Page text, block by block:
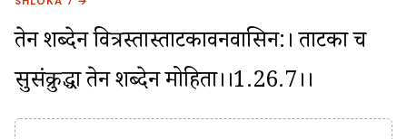
तेन शब्देन वित्रस्तास्ताटकावनवासिन:। ताटका च
सुसंक्रुद्धा तेन शब्देन मोहिता।।1.26.7।।